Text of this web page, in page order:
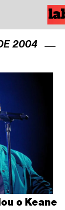
2004
o Keane